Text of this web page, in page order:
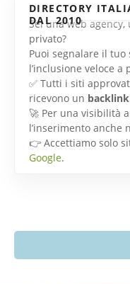
DIRECTORY
DAL 2010
Sei una web
privato?
Puoi segnalare il
l’inclusione veloce a
✅ Tutti i siti
ricevono un
🚀 Per una visibilità
l’inserimento anche
👉 Accettiamo solo
Google.